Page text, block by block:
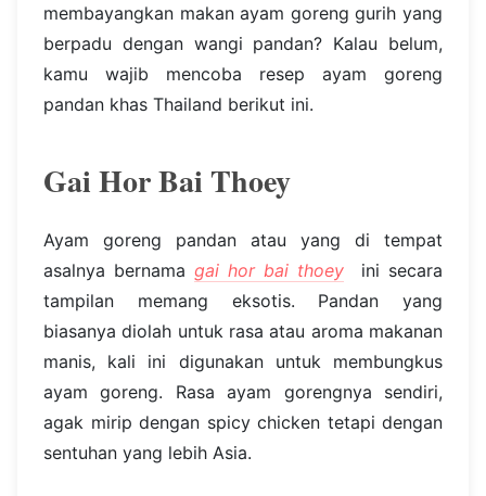
membayangkan makan ayam goreng gurih yang
berpadu dengan wangi pandan? Kalau belum,
kamu wajib mencoba resep ayam goreng
pandan khas Thailand berikut ini.
Gai Hor Bai Thoey
Ayam goreng pandan atau yang di tempat
asalnya bernama gai hor bai thoey
ini secara
tampilan memang eksotis. Pandan yang
biasanya diolah untuk rasa atau aroma makanan
manis, kali ini digunakan untuk membungkus
ayam goreng. Rasa ayam gorengnya sendiri,
agak mirip dengan spicy chicken tetapi dengan
sentuhan yang lebih Asia.